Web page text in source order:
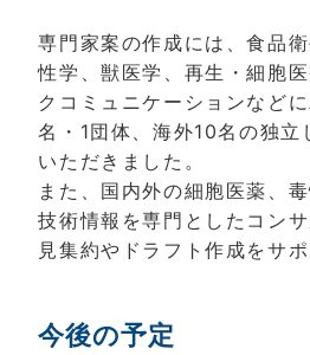
専門家案の作成には、食品
性学、獣医学、再生・細胞
クコミュニケーションなど
名・1団体、海外10名の独立
いただきました。
また、国内外の細胞医薬、
技術情報を専門としたコン
見集約やドラフト作成をサポ
今後の予定